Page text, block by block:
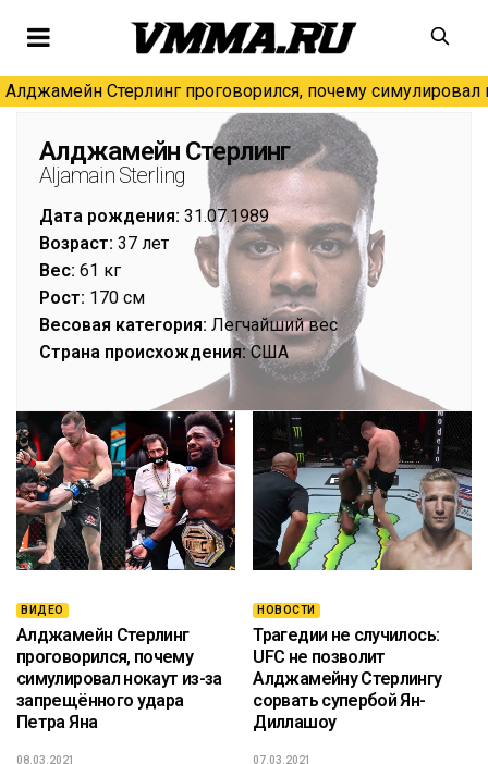
Алджамейн Стерлинг проговорился, почему симулировал
Алджамейн Стерлинг
Aljamain Sterling
Дата рождения: 31.07.1989
Возраст: 37 лет
Вес: 61 кг
Рост: 170 см
Весовая категория: Легчайший вес
Страна происхождения:США
ВИДЕО
Алджамейн Стерлинг
проговорился, почему
симулировал нокаут из-за
запрещённого удара
Петра Яна
08.03.2021
НОВОСТИ
Трагедии не случилось:
UFC не позволит
Алджамейну Стерлингу
сорвать супербой Ян-
Диллашоу
07.03.2021